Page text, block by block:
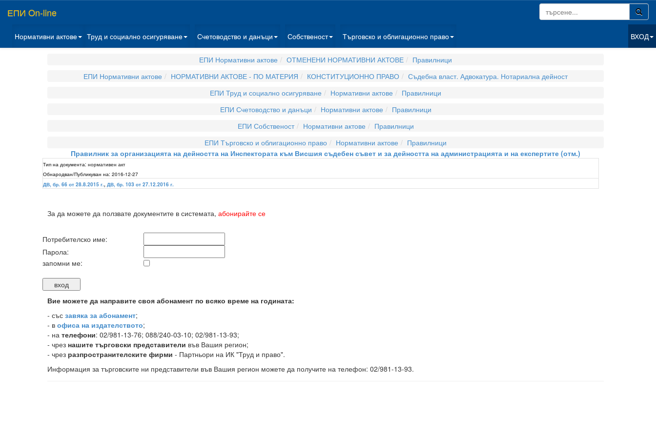
ЕПИ On-line
Нормативни актове Труд и социално осигуряване Счетоводство и данъци Собственост Търговско и облигационно право ВХОД
ЕПИ Нормативни актове ОТМЕНЕНИ НОРМАТИВНИ АКТОВЕ
Правилници
ЕПИ Нормативни актове
НОРМАТИВНИ АКТОВЕ - ПО МАТЕРИЯ КОНСТИТУЦИОННО ПРАВО
Съдебна власт. Адвокатура. Нотариална дейност
ЕПИ Труд и социално осигуряване
Нормативни актове
Правилници
ЕПИ Счетоводство и данъци
Нормативни актове
Правилници
ЕПИ Собственост
Нормативни актове
Правилници
ЕПИ Търговско и облигационно право
Нормативни актове
Правилници
Правилник за организацията на дейността на Инспектората към Висшия съдебен съвет и за дейността на администрацията и на експертите (отм.)
Тип на документа: нормативен акт
Обнародван/Публикуван на: 2016-12-27
ДВ, бр. 66 от 28.8.2015 г., ДВ, бр. 103 от 27.12.2016 г.
За да можете да ползвате документите в системата, абонирайте се
Потребителско име:
Парола:
запомни ме:
Вие можете да направите своя абонамент по всяко време на годината:
- със завяка за абонамент;
- в офиса на издателството;
- на телефони: 02/981-13-76; 088/240-03-10; 02/981-13-93;
- чрез нашите търговски представители във Вашия регион;
- чрез разпространителските фирми - Партньори на ИК "Труд и право".
Информация за търговските ни представители във Вашия регион можете да получите на телефон: 02/981-13-93.